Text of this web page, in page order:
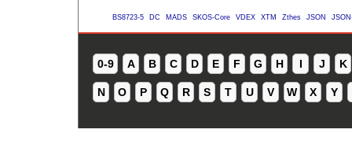
BS8723-5 DC MADS SKOS-Core VDEX XTM Zthes JSON
0-9 A B C D E F G H I J K
N O P Q R S T U V W X Y